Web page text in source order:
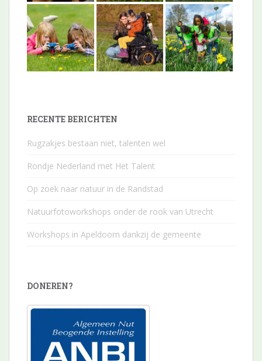
RECENTE BERICHTEN
Rugzakjes bestaan niet, talenten wel
Rondje Nederland met Het Talent
Op zoek naar natuur in de Randstad
Natuurfotoworkshops onder de rook van Utrecht
Workshops in Apeldoorn dankzij de gemeente
DONEREN?